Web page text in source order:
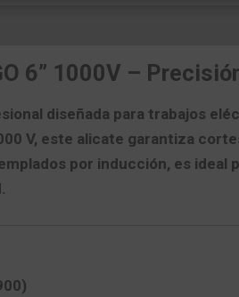
6” 1000V –
diseñada para trabajos
V, este alicate garantiza
por inducción, es